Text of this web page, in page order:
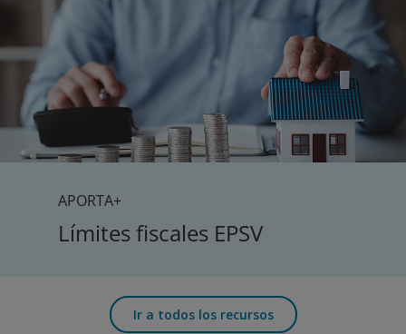
APORTA+
Límites fiscales EPSV
Ir a todos los recursos